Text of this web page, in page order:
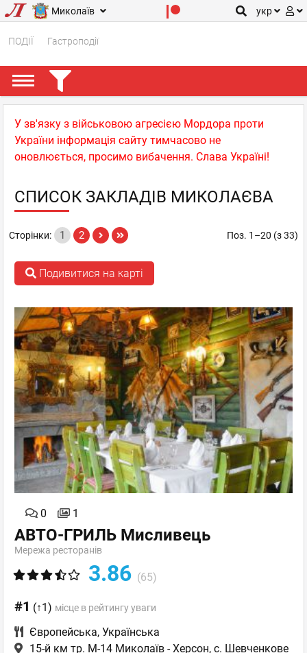
Миколаїв укр
ПОДІЇ Гастроподії
У зв'язку з військовою агресією Мордора проти
України інформація сайту тимчасово не
оновлюється, просимо вибачення. Слава Україні!
СПИСОК ЗАКЛАДІВ МИКОЛАЄВА
Поз. 1–20 (з 33)
Сторінки: 1 2
Подивитися на карті
0 1
АВТО-ГРИЛЬ Мисливець
Мережа ресторанів
3.86 (65)
#1 (↑1) місце в рейтингу уваги
Європейська, Українська
15-й км тр. М-14 Миколаїв - Херсон, с. Шевченкове